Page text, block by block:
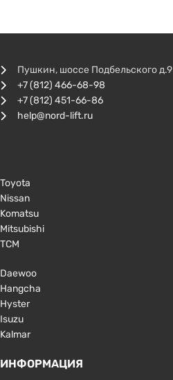
Пушкин, шоссе Подбельского д.9
+7 (812) 466-68-98
+7 (812) 451-66-86
help@nord-lift.ru
Toyota
Nissan
Komatsu
Mitsubishi
TCM
Daewoo
Hangcha
Hyster
Isuzu
Kalmar
ИНФОРМАЦИЯ